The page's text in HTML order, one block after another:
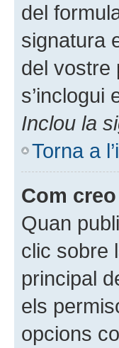
del
signatura
del vostre
s’inclogui
Inclou la
Torna a
Com
Quan
clic sobre
principal
els
opcions